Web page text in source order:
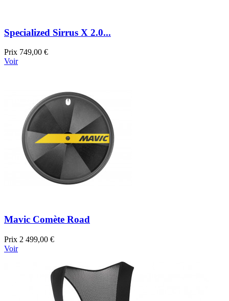
Specialized Sirrus X 2.0...
Prix 749,00 €
Voir
Mavic Comète Road
Prix 2 499,00 €
Voir